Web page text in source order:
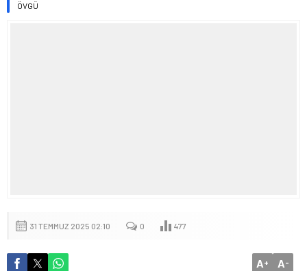
ÖVGÜ
31 TEMMUZ 2025 02:10 0 477
A+ A-